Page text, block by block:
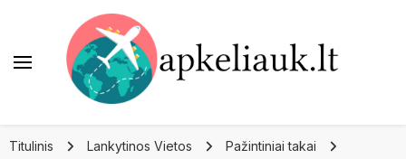
Titulinis Lankytinos Vietos
Pažintiniai takai